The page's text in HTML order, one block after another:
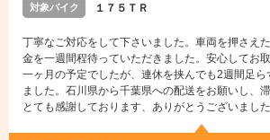
対象バイク １７５ＴＲ
丁寧なご対応をして下さいました。車両を押さえ
金を一週間程待っていただきました。安心してお
一ヶ月の予定でしたが、連休を挟んでも2週間足ら
ました。石川県から千葉県への配送をお願いし、
とても感謝しております、ありがとうございました